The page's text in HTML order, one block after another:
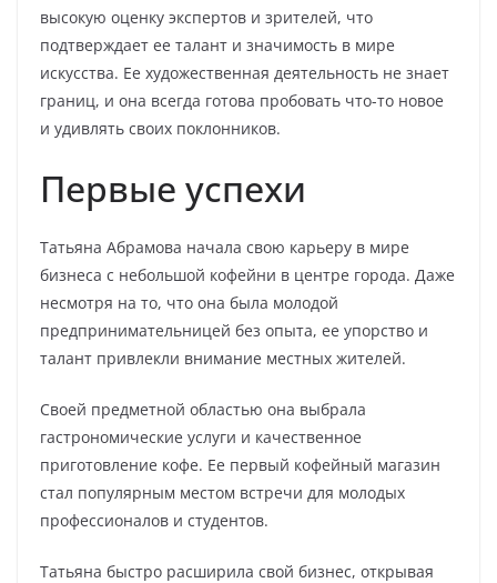
высокую оценку экспертов и зрителей, что
подтверждает ее талант и значимость в мире
искусства. Ее художественная деятельность не знает
границ, и она всегда готова пробовать что-то новое
и удивлять своих поклонников.
Первые успехи
Татьяна Абрамова начала свою карьеру в мире
бизнеса с небольшой кофейни в центре города. Даже
несмотря на то, что она была молодой
предпринимательницей без опыта, ее упорство и
талант привлекли внимание местных жителей.
Своей предметной областью она выбрала
гастрономические услуги и качественное
приготовление кофе. Ее первый кофейный магазин
стал популярным местом встречи для молодых
профессионалов и студентов.
Татьяна быстро расширила свой бизнес, открывая